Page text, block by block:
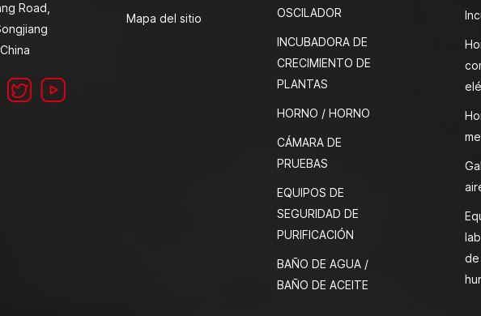
Road,
Mapa del sitio
OSCILADOR
INCUBADORA DE
CRECIMIENTO DE
PLANTAS
HORNO / HORNO
CÁMARA DE
PRUEBAS
EQUIPOS DE
SEGURIDAD DE
PURIFICACIÓN
BAÑO DE AGUA /
BAÑO DE ACEITE